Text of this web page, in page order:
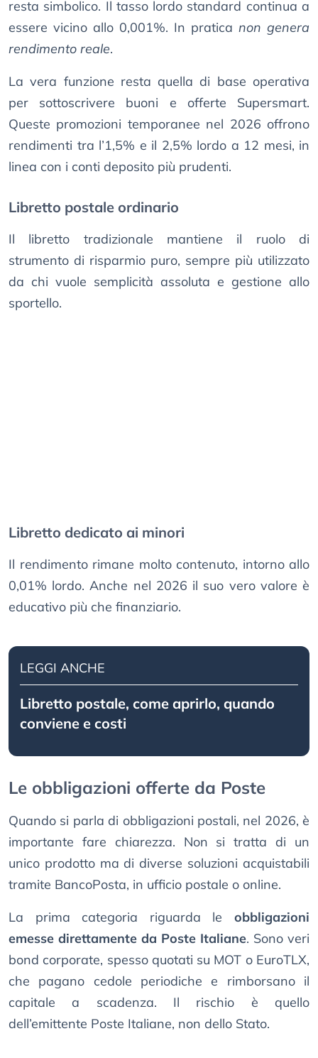
resta simbolico. Il tasso lordo standard continua a
essere vicino allo 0,001%. In pratica non genera
rendimento reale.
La vera funzione resta quella di base operativa
per sottoscrivere buoni e offerte Supersmart.
Queste promozioni temporanee nel 2026 offrono
rendimenti tra l’1,5% e il 2,5% lordo a 12 mesi, in
linea con i conti deposito più prudenti.
Libretto postale ordinario
Il libretto tradizionale mantiene il ruolo di
strumento di risparmio puro, sempre più utilizzato
da chi vuole semplicità assoluta e gestione allo
sportello.
Libretto dedicato ai minori
Il rendimento rimane molto contenuto, intorno allo
0,01% lordo. Anche nel 2026 il suo vero valore è
educativo più che finanziario.
LEGGI ANCHE
Libretto postale, come aprirlo, quando
conviene e costi
Le obbligazioni offerte da Poste
Quando si parla di obbligazioni postali, nel 2026, è
importante fare chiarezza. Non si tratta di un
unico prodotto ma di diverse soluzioni acquistabili
tramite BancoPosta, in ufficio postale o online.
La prima categoria riguarda le obbligazioni
emesse direttamente da Poste Italiane. Sono veri
bond corporate, spesso quotati su MOT o EuroTLX,
che pagano cedole periodiche e rimborsano il
capitale a scadenza. Il rischio è quello
dell’emittente Poste Italiane, non dello Stato.